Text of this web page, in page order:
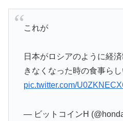
これが
日本がロシアのように経
きなくなった時の食事ら
pic.twitter.com/
— ビットコインH